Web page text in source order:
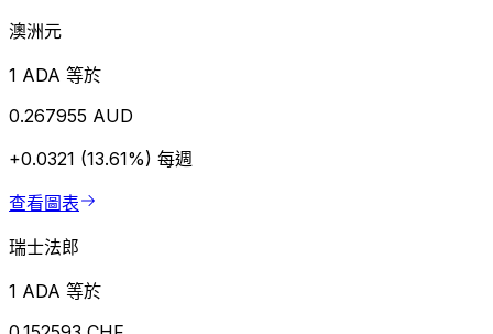
澳洲元
1 ADA 等於
0.267955 AUD
+0.0321 (13.61%) 每週
查看圖表
瑞士法郎
1 ADA 等於